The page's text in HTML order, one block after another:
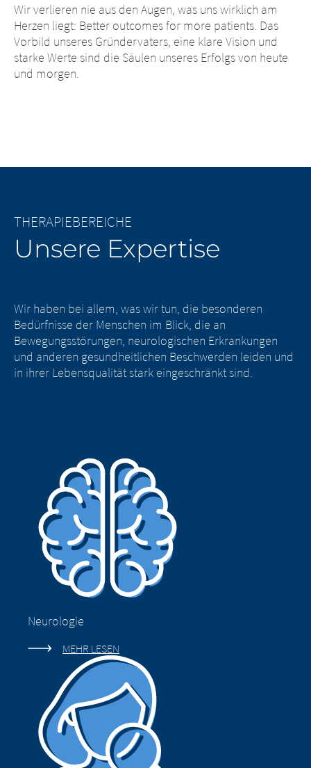
Wir verlieren nie aus den Augen, was uns wirklich am
Herzen liegt: Better outcomes for more patients. Das
Vorbild unseres Gründervaters, eine klare Vision und
starke Werte sind die Säulen unseres Erfolgs von heute
und morgen.
THERAPIEBEREICHE
Unsere Expertise
Wir haben bei allem, was wir tun, die besonderen
Bedürfnisse der Menschen im Blick, die an
Bewegungsstörungen, neurologischen Erkrankungen
und anderen gesundheitlichen Beschwerden leiden und
in ihrer Lebensqualität stark eingeschränkt sind.
Neurologie
MEHR LESEN
Plattformwechsel
– Sie verlassen
Landeswechsel –
Sie verlassen
nun diese Seite.